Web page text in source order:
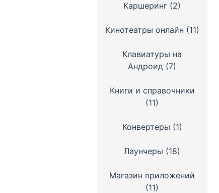
Каршеринг (2)
Кинотеатры онлайн (11)
Клавиатуры на
Андроид (7)
Книги и справочники
(11)
Конвертеры (1)
Лаунчеры (18)
Магазин приложений
(11)